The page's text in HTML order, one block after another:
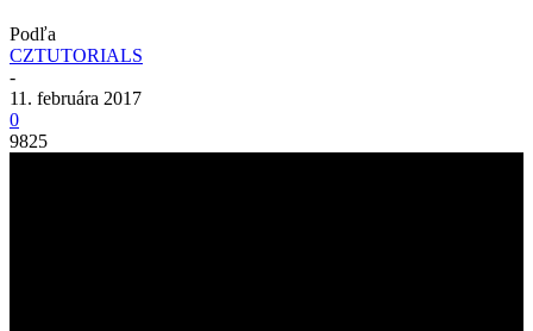
Podľa
CZTUTORIALS
-
11. februára 2017
0
9825